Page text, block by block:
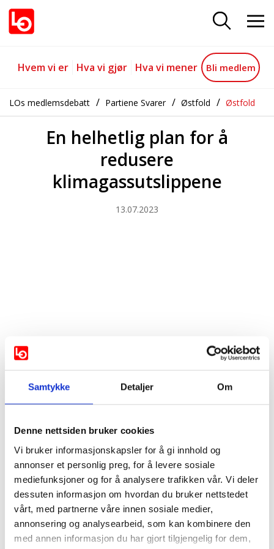
Samtykke Detaljer Om
Denne nettsiden bruker cookies
Vi bruker informasjonskapsler for å gi innhold og
annonser et personlig preg, for å levere sosiale
mediefunksjoner og for å analysere trafikken vår. Vi deler
dessuten informasjon om hvordan du bruker nettstedet
vårt, med partnerne våre innen sosiale medier,
annonsering og analysearbeid, som kan kombinere den
med annen informasjon du har gjort tilgjengelig for dem,
En helhetlig plan for å redusere
Gå til hovedinnhold
Gå til navigasjon
Hvem vi er Hva vi gjør Hva vi mener Bli medlem
LOs medlemsdebatt Partiene Svarer Østfold Østfold
En helhetlig plan for å
redusere
klimagassutslippene
13.07.2023
AP Høyre KRF
SP SV MDG
Rødt